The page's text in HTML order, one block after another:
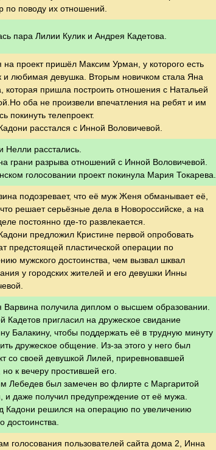
по поводу их отношений.
пара Лилии Кулик и Андрея Кадетова.
на проект пришёл Максим Урман, у которого есть
и любимая девушка. Вторым новичком стала Яна
которая пришла построить отношения с Натальей
оба не произвели впечатления на ребят и им
покинуть телепроект.
расстался с Инной Воловичевой.
Нелли расстались.
грани разрыва отношений с Инной Воловичевой.
голосовании проект покинула Мария Токарева.
подозревает, что её муж Женя обманывает её,
решает серьёзные дела в Новороссийске, а на
постоянно где-то развлекается.
предложил Кристине первой опробовать
предстоящей пластической операции по
мужского достоинства, чем вызвал шквал
у городских жителей и его девушки Инны
Варвина получила диплом о высшем образовании.
Кадетов пригласил на дружеское свидание
Балакину, чтобы поддержать её в трудную минуту
дружеское общение. Из-за этого у него был
со своей девушкой Лилей, приревновавшей
к вечеру простившей его.
Лебедев был замечен во флирте с Маргаритой
и даже получил предупреждение от её мужа.
Кадони решился на операцию по увеличению
достоинства.
голосования пользователей сайта дома 2, Инна